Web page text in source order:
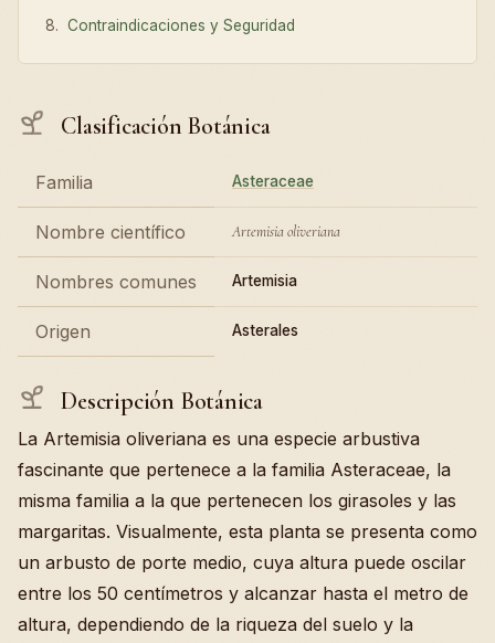
Contraindicaciones y Seguridad
Clasificación Botánica
Familia Asteraceae
Nombre científico Artemisia oliveriana
Nombres comunes Artemisia
Origen Asterales
Descripción Botánica
La Artemisia oliveriana es una especie arbustiva
fascinante que pertenece a la familia Asteraceae, la
misma familia a la que pertenecen los girasoles y las
margaritas. Visualmente, esta planta se presenta como
un arbusto de porte medio, cuya altura puede oscilar
entre los 50 centímetros y alcanzar hasta el metro de
altura, dependiendo de la riqueza del suelo y la